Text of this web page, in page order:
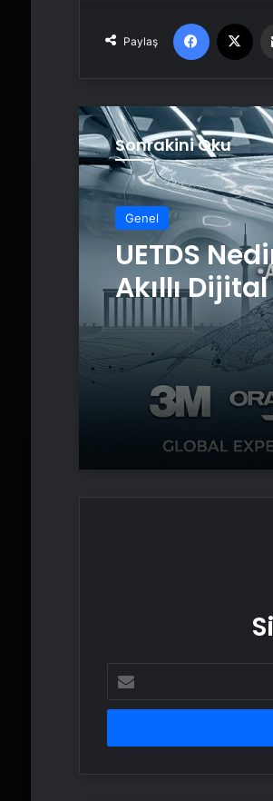
Paylaş
Facebook
Sonrakini Oku
Genel
UETDS
Akıllı
Yazılımı
posta
adresinizi